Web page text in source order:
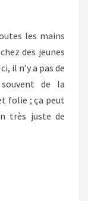
les mains
des jeunes
il n’y a pas de
de la
folie ; ça peut
très juste de